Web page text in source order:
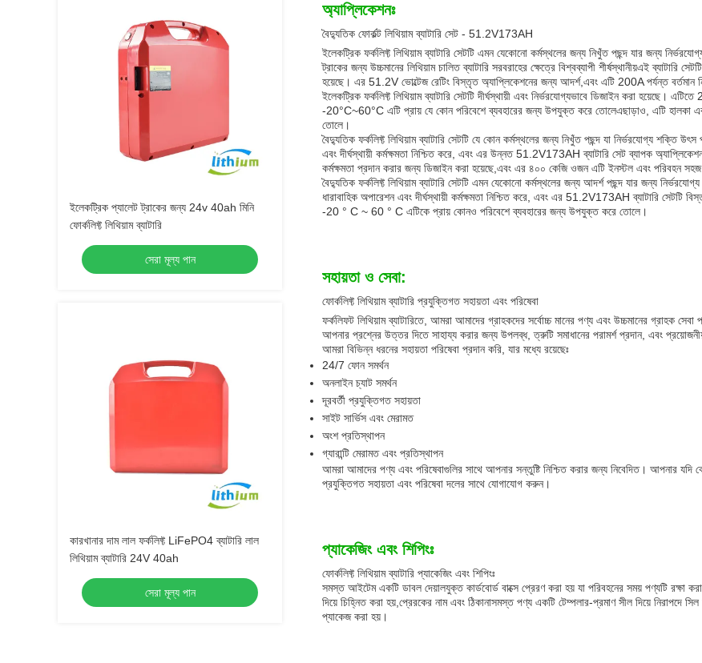
ইলেকট্রিক প্যালেট ট্রাকের জন্য 24v 40ah মিনি
ফোর্কলিফ্ট লিথিয়াম ব্যাটারি
সেরা মূল্য পান
কারখানার দাম লাল ফর্কলিফ্ট LiFePO4 ব্যাটারি লাল
লিথিয়াম ব্যাটারি 24V 40ah
সেরা মূল্য পান
অ্যাপ্লিকেশনঃ
বৈদ্যুতিক ফোর্কল্ট লিথিয়াম ব্যাটারি সেট - 51.2V173AH
ইলেকট্রিক ফর্কলিফ্ট লিথিয়াম ব্যাটারি সেটটি এমন যেকোনো কর্মস্থলের জন্য নিখুঁত পছন্দ যার জন্য
ট্রাকের জন্য উচ্চমানের লিথিয়াম চালিত ব্যাটারি সরবরাহের ক্ষেত্রে বিশ্বব্যাপী শীর্ষস্থানীয়এই ব্যাটারি
হয়েছে। এর 51.2V ভোল্টেজ রেটিং বিস্তৃত অ্যাপ্লিকেশনের জন্য আদর্শ,এবং এটি 200A পর্যন্ত বর্তমান
ইলেকট্রিক ফর্কলিফ্ট লিথিয়াম ব্যাটারি সেটটি দীর্ঘস্থায়ী এবং নির্ভরযোগ্যভাবে ডিজাইন করা হয়েছে।
-20°C~60°C এটি প্রায় যে কোন পরিবেশে ব্যবহারের জন্য উপযুক্ত করে তোলেএছাড়াও, এটি হালকা
তোলে।
বৈদ্যুতিক ফর্কলিফ্ট লিথিয়াম ব্যাটারি সেটটি যে কোন কর্মস্থলের জন্য নিখুঁত পছন্দ যা নির্ভরযোগ্য শক্তি
এবং দীর্ঘস্থায়ী কর্মক্ষমতা নিশ্চিত করে, এবং এর উন্নত 51.2V173AH ব্যাটারি সেট ব্যাপক
কর্মক্ষমতা প্রদান করার জন্য ডিজাইন করা হয়েছে,এবং এর ৪০০ কেজি ওজন এটি ইনস্টল এবং পরিবহন
বৈদ্যুতিক ফর্কলিফ্ট লিথিয়াম ব্যাটারি সেটটি এমন যেকোনো কর্মস্থলের জন্য আদর্শ পছন্দ যার জন্য
ধারাবাহিক অপারেশন এবং দীর্ঘস্থায়ী কর্মক্ষমতা নিশ্চিত করে, এবং এর 51.2V173AH ব্যাটারি সেটটি
-20 ° C ~ 60 ° C এটিকে প্রায় কোনও পরিবেশে ব্যবহারের জন্য উপযুক্ত করে তোলে।
সহায়তা ও সেবা:
ফোর্কলিফ্ট লিথিয়াম ব্যাটারি প্রযুক্তিগত সহায়তা এবং পরিষেবা
ফর্কলিফট লিথিয়াম ব্যাটারিতে, আমরা আমাদের গ্রাহকদের সর্বোচ্চ মানের পণ্য এবং উচ্চমানের গ্রাহক
আপনার প্রশ্নের উত্তর দিতে সাহায্য করার জন্য উপলব্ধ, ত্রুটি সমাধানের পরামর্শ প্রদান, এবং
আমরা বিভিন্ন ধরনের সহায়তা পরিষেবা প্রদান করি, যার মধ্যে রয়েছেঃ
24/7 ফোন সমর্থন
অনলাইন চ্যাট সমর্থন
দূরবর্তী প্রযুক্তিগত সহায়তা
সাইট সার্ভিস এবং মেরামত
অংশ প্রতিস্থাপন
গ্যারান্টি মেরামত এবং প্রতিস্থাপন
আমরা আমাদের পণ্য এবং পরিষেবাগুলির সাথে আপনার সন্তুষ্টি নিশ্চিত করার জন্য নিবেদিত। আপনার
প্রযুক্তিগত সহায়তা এবং পরিষেবা দলের সাথে যোগাযোগ করুন।
প্যাকেজিং এবং শিপিংঃ
ফোর্কলিফ্ট লিথিয়াম ব্যাটারি প্যাকেজিং এবং শিপিংঃ
সমস্ত আইটেম একটি ডাবল দেয়ালযুক্ত কার্ডবোর্ড বাক্সে প্রেরণ করা হয় যা পরিবহনের সময় পণ্যটি রক্ষা
দিয়ে চিহ্নিত করা হয়,প্রেরকের নাম এবং ঠিকানাসমস্ত পণ্য একটি টেম্পলার-প্রমাণ সীল দিয়ে নিরাপদে
প্যাকেজ করা হয়।